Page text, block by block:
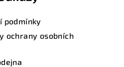
podmínky
ochrany osobních